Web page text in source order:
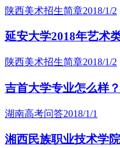
陕西美术招生简章2018/1/2
延安大学2018年艺术
陕西美术招生简章2018/1/2
吉首大学专业怎么样？
湖南高考问答2018/1/1
湘西民族职业技术学